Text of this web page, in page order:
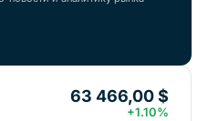
63 466,00 $
+1.10%